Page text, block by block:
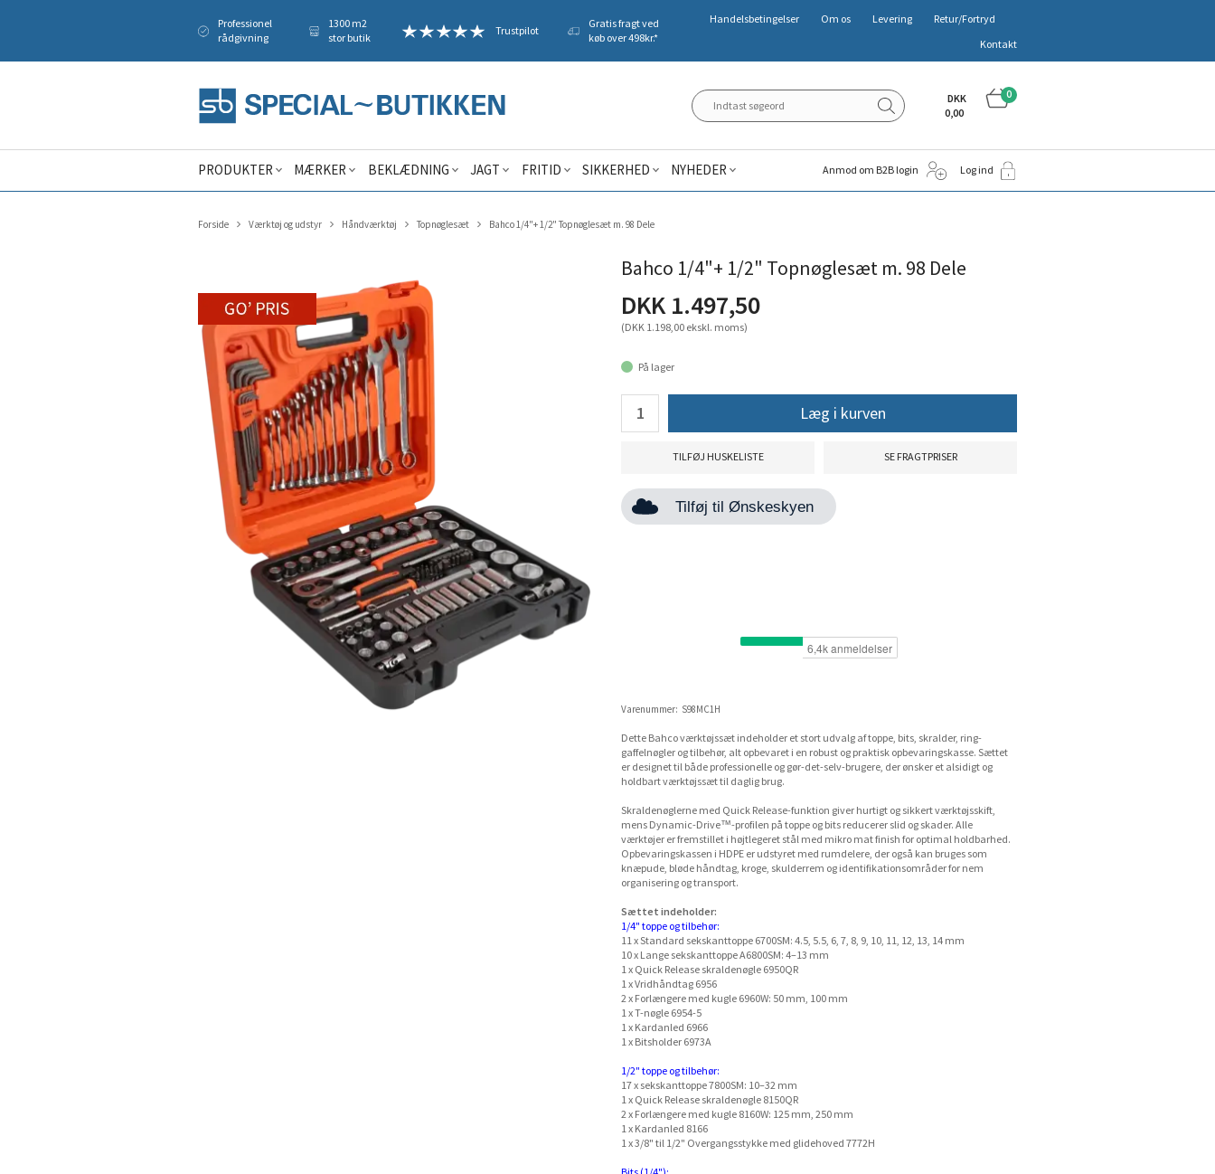
Professionel
rådgivning
1300 m2
stor butik
Trustpilot
Gratis fragt ved
køb over 498kr.*
Handelsbetingelser Om os Levering
Retur/Fortryd
Kontakt
0
DKK
0,00
PRODUKTER MÆRKER BEKLÆDNING JAGT FRITID SIKKERHED NYHEDER Anmod om B2B login Log ind
Forside Værktøj og udstyr Håndværktøj Topnøglesæt Bahco 1/4"+ 1/2" Topnøglesæt m. 98 Dele
Bahco 1/4"+ 1/2" Topnøglesæt m. 98 Dele
DKK 1.497,50
(DKK 1.198,00 ekskl. moms)
På lager
Læg i kurven
TILFØJ HUSKELISTE SE FRAGTPRISER
Tilføj til Ønskeskyen
Varenummer: S98MC1H
Dette Bahco værktøjssæt indeholder et stort udvalg af toppe, bits, skralder, ring-
gaffelnøgler og tilbehør, alt opbevaret i en robust og praktisk opbevaringskasse. Sættet
er designet til både professionelle og gør-det-selv-brugere, der ønsker et alsidigt og
holdbart værktøjssæt til daglig brug.
Skraldenøglerne med Quick Release-funktion giver hurtigt og sikkert værktøjsskift,
mens Dynamic-Drive™-profilen på toppe og bits reducerer slid og skader. Alle
værktøjer er fremstillet i højtlegeret stål med mikro mat finish for optimal holdbarhed.
Opbevaringskassen i HDPE er udstyret med rumdelere, der også kan bruges som
knæpude, bløde håndtag, kroge, skulderrem og identifikationsområder for nem
organisering og transport.
Sættet indeholder:
1/4" toppe og tilbehør:
11 x Standard sekskanttoppe 6700SM: 4.5, 5.5, 6, 7, 8, 9, 10, 11, 12, 13, 14 mm
10 x Lange sekskanttoppe A6800SM: 4–13 mm
1 x Quick Release skraldenøgle 6950QR
1 x Vridhåndtag 6956
2 x Forlængere med kugle 6960W: 50 mm, 100 mm
1 x T-nøgle 6954-5
1 x Kardanled 6966
1 x Bitsholder 6973A
1/2" toppe og tilbehør:
17 x sekskanttoppe 7800SM: 10–32 mm
1 x Quick Release skraldenøgle 8150QR
2 x Forlængere med kugle 8160W: 125 mm, 250 mm
1 x Kardanled 8166
1 x 3/8" til 1/2" Overgangsstykke med glidehoved 7772H